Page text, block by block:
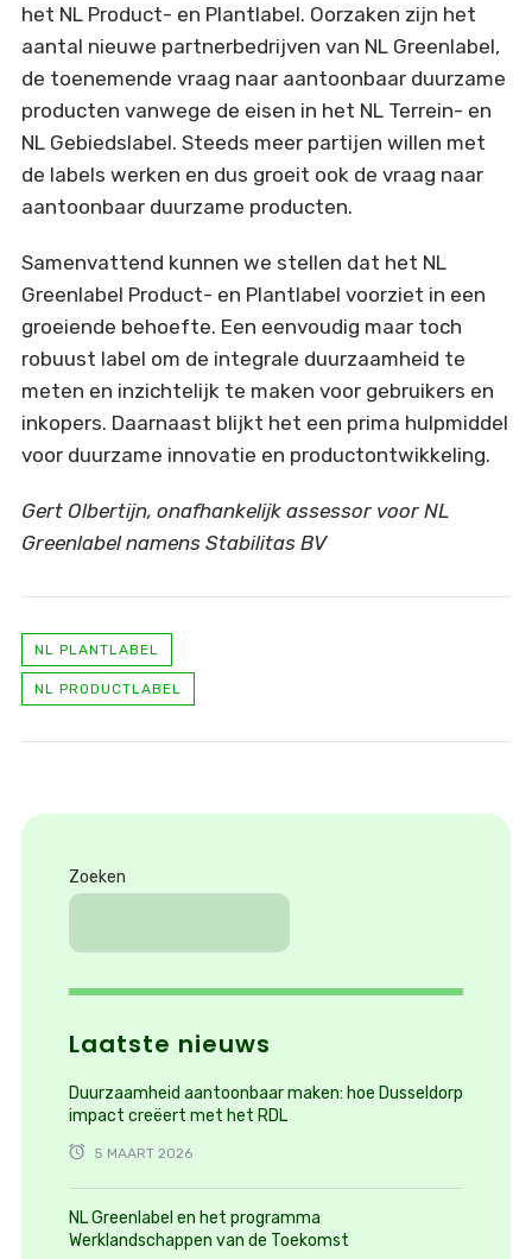
het NL Product- en Plantlabel. Oorzaken zijn het
aantal nieuwe partnerbedrijven van NL Greenlabel,
de toenemende vraag naar aantoonbaar duurzame
producten vanwege de eisen in het NL Terrein- en
NL Gebiedslabel. Steeds meer partijen willen met
de labels werken en dus groeit ook de vraag naar
aantoonbaar duurzame producten.
Samenvattend kunnen we stellen dat het NL
Greenlabel Product- en Plantlabel voorziet in een
groeiende behoefte. Een eenvoudig maar toch
robuust label om de integrale duurzaamheid te
meten en inzichtelijk te maken voor gebruikers en
inkopers. Daarnaast blijkt het een prima hulpmiddel
voor duurzame innovatie en productontwikkeling.
Gert Olbertijn, onafhankelijk assessor voor NL
Greenlabel namens Stabilitas BV
NL PLANTLABEL
NL PRODUCTLABEL
Zoeken
Laatste nieuws
Duurzaamheid aantoonbaar maken: hoe Dusseldorp
impact creëert met het RDL
5 MAART 2026
NL Greenlabel en het programma
Werklandschappen van de Toekomst